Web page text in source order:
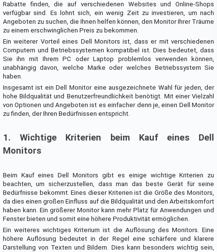
Rabatte finden, die auf verschiedenen Websites und Online-Shops
verfügbar sind. Es lohnt sich, ein wenig Zeit zu investieren, um nach
Angeboten zu suchen, die Ihnen helfen können, den Monitor Ihrer Träume
zu einem erschwinglichen Preis zu bekommen.
Ein weiterer Vorteil eines Dell Monitors ist, dass er mit verschiedenen
Computern und Betriebssystemen kompatibel ist. Dies bedeutet, dass
Sie ihn mit Ihrem PC oder Laptop problemlos verwenden können,
unabhängig davon, welche Marke oder welches Betriebssystem Sie
haben.
Insgesamt ist ein Dell Monitor eine ausgezeichnete Wahl für jeden, der
hohe Bildqualität und Benutzerfreundlichkeit benötigt. Mit einer Vielzahl
von Optionen und Angeboten ist es einfacher denn je, einen Dell Monitor
zu finden, der Ihren Bedürfnissen entspricht.
1. Wichtige Kriterien beim Kauf eines Dell
Monitors
Beim Kauf eines Dell Monitors gibt es einige wichtige Kriterien zu
beachten, um sicherzustellen, dass man das beste Gerät für seine
Bedürfnisse bekommt. Eines dieser Kriterien ist die Größe des Monitors,
da dies einen großen Einfluss auf die Bildqualität und den Arbeitskomfort
haben kann. Ein größerer Monitor kann mehr Platz für Anwendungen und
Fenster bieten und somit eine höhere Produktivität ermöglichen.
Ein weiteres wichtiges Kriterium ist die Auflösung des Monitors. Eine
höhere Auflösung bedeutet in der Regel eine schärfere und klarere
Darstellung von Texten und Bildern. Dies kann besonders wichtig sein,